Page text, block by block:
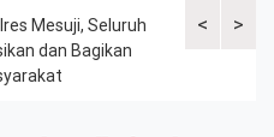
<
Mesuji, Seluruh
dan Bagikan
Sat Lantas
>